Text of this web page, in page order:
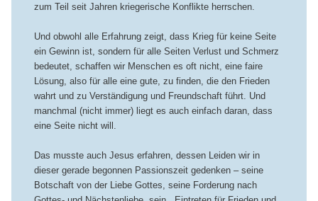
zum Teil seit Jahren kriegerische Konflikte herrschen.
Und obwohl alle Erfahrung zeigt, dass Krieg für keine Seite
ein Gewinn ist, sondern für alle Seiten Verlust und Schmerz
bedeutet, schaffen wir Menschen es oft nicht, eine faire
Lösung, also für alle eine gute, zu finden, die den Frieden
wahrt und zu Verständigung und Freundschaft führt. Und
manchmal (nicht immer) liegt es auch einfach daran, dass
eine Seite nicht will.
Das musste auch Jesus erfahren, dessen Leiden wir in
dieser gerade begonnen Passionszeit gedenken – seine
Botschaft von der Liebe Gottes, seine Forderung nach